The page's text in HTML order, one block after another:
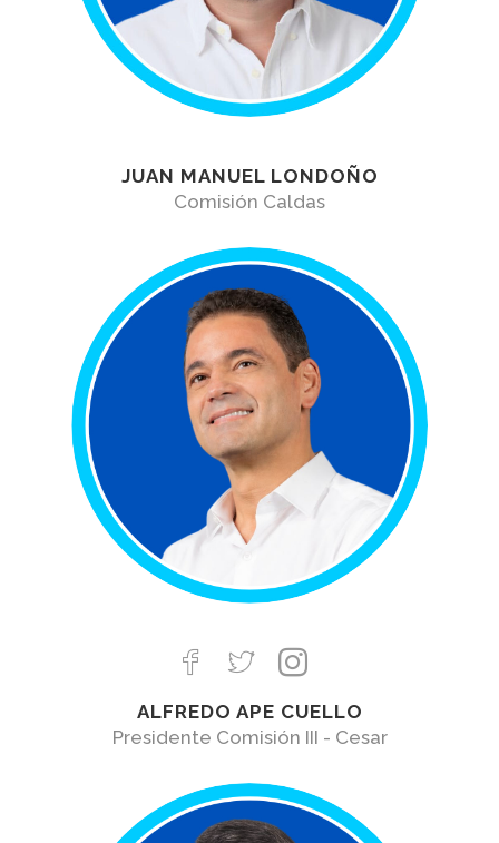
JUAN MANUEL LONDOÑO
Comisión Caldas
ALFREDO APE CUELLO
Presidente Comisión III - Cesar